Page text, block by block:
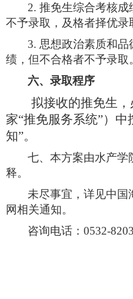
2. 推免生综合考核成
不予录取，及格者择优录
3. 思想政治素质和
绩，但不合格者不予录取
六、录取程序
拟接收的推免生
家“推免服务系统”）中
知”。
七、本方案由水产学
释。
未尽事宜，详见中国
网相关通知。
咨询电话： 0532-